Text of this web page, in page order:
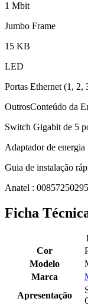
1 Mbit
Jumbo Frame
15 KB
LED
Portas Ethernet (1, 2,
OutrosConteúdo da
Switch Gigabit de 5
Adaptador de energia
Guia de instalação
Anatel :
Ficha
Cor
Modelo
Marca
Apresentação